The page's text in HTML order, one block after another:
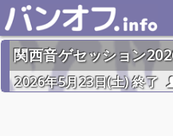
関西音ゲセッション
2026年5月23日(土) 終了